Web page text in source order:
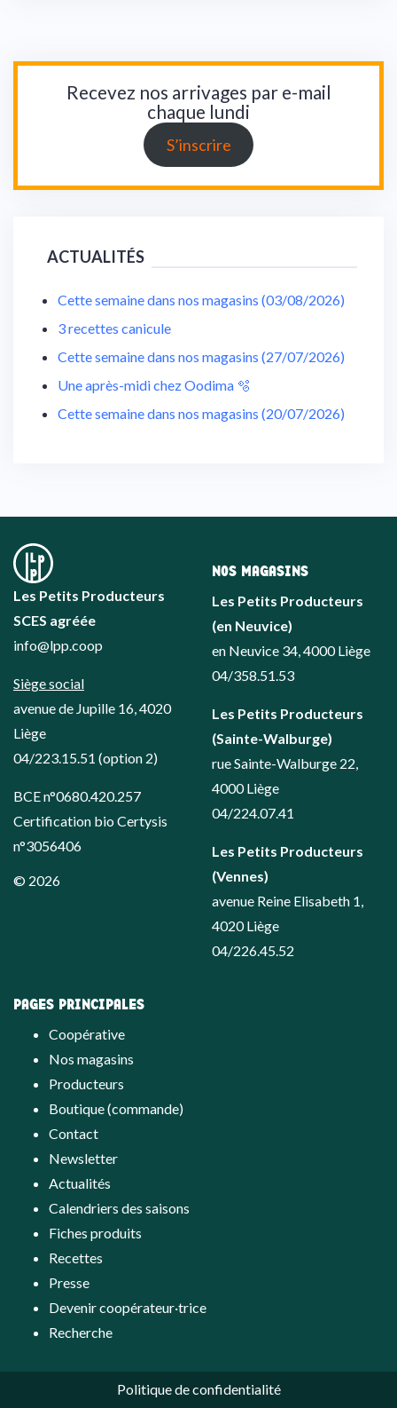
Recevez nos arrivages par e-mail
chaque lundi
S’inscrire
ACTUALITÉS
Cette semaine dans nos magasins (03/08/2026)
3 recettes canicule
Cette semaine dans nos magasins (27/07/2026)
Une après-midi chez Oodima 🫧
Cette semaine dans nos magasins (20/07/2026)
Les Petits Producteurs
SCES agréée
info@lpp.coop
Siège social
avenue de Jupille 16, 4020
Liège
04/223.15.51 (option 2)
BCE n°0680.420.257
Certification bio Certysis
n°3056406
© 2026
NOS MAGASINS
Les Petits Producteurs
(en Neuvice)
en Neuvice 34, 4000 Liège
04/358.51.53
Les Petits Producteurs
(Sainte-Walburge)
rue Sainte-Walburge 22,
4000 Liège
04/224.07.41
Les Petits Producteurs
(Vennes)
avenue Reine Elisabeth 1,
4020 Liège
04/226.45.52
PAGES PRINCIPALES
Coopérative
Nos magasins
Producteurs
Boutique (commande)
Contact
Newsletter
Actualités
Calendriers des saisons
Fiches produits
Recettes
Presse
Devenir coopérateur·trice
Recherche
Politique de confidentialité